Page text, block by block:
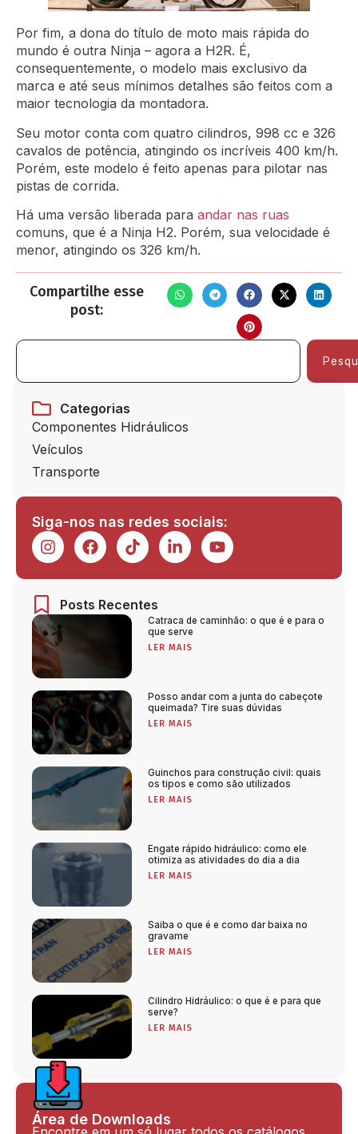
Por fim, a dona do título de moto mais rápida do
mundo é outra Ninja – agora a H2R. É,
consequentemente, o modelo mais exclusivo da
marca e até seus mínimos detalhes são feitos com a
maior tecnologia da montadora.
Seu motor conta com quatro cilindros, 998 cc e 326
cavalos de potência, atingindo os incríveis 400 km/h.
Porém, este modelo é feito apenas para pilotar nas
pistas de corrida.
Há uma versão liberada para andar nas ruas
comuns, que é a Ninja H2. Porém, sua velocidade é
menor, atingindo os 326 km/h.
Compartilhe esse
post:
Categorias
Componentes Hidráulicos
Veículos
Transporte
Siga-nos nas redes sociais:
Posts Recentes
Catraca de caminhão: o que é e para o
que serve
LER MAIS
Posso andar com a junta do cabeçote
queimada? Tire suas dúvidas
LER MAIS
Guinchos para construção civil: quais
os tipos e como são utilizados
LER MAIS
Engate rápido hidráulico: como ele
otimiza as atividades do dia a dia
LER MAIS
Saiba o que é e como dar baixa no
gravame
LER MAIS
Cilindro Hidráulico: o que é e para que
serve?
LER MAIS
Área de Downloads